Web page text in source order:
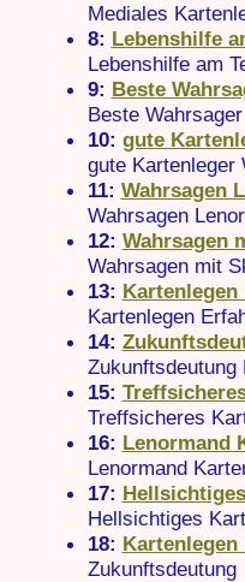
Mediales
8: Lebenshilfe
Lebenshilfe am
9: Beste
Beste
10: gute
gute Kartenleger
11: Wahrsagen
Wahrsagen
12: Wahrsagen
Wahrsagen mit
13:
Kartenlegen
14:
Zukunftsdeutung
15:
Treffsicheres
16: Lenormand
Lenormand
17:
Hellsichtiges
18:
Zukunftsdeutung